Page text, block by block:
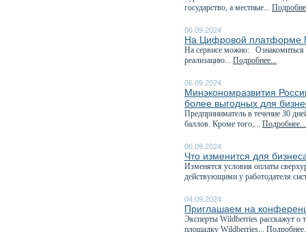
государство, а местные...
06.09.2024
На Цифровой платформе
На сервисе можно: Ознакомиться
реализацию... Подробнее...
06.09.2024
Минэкономразвития
более выгодных для
Предприниматель в течение 30
баллов. Кроме того,... Подробнее...
06.09.2024
Что изменится для
Изменятся условия оплаты
действующими у работодателя
04.09.2024
Приглашаем на
Эксперты Wildberries расскажут о
площадку Wildberries...